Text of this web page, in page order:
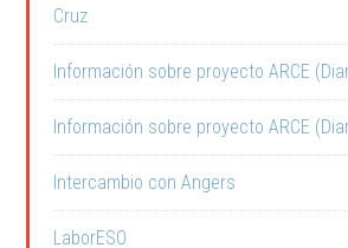
Cruz
Información sobre proyecto ARCE
Información sobre proyecto ARCE
Intercambio con Angers
LaborESO